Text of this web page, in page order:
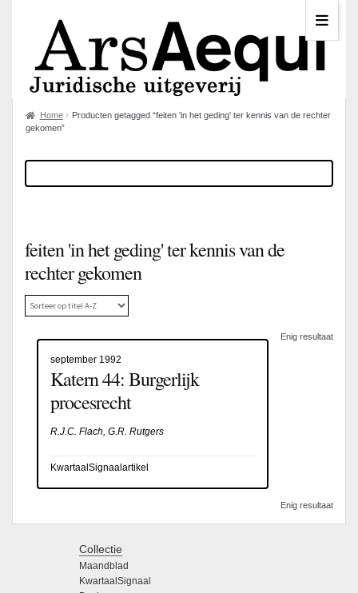
Home
Producten getagged “feiten 'in het geding' ter kennis van de rechter
gekomen”
feiten 'in het geding' ter kennis van de
rechter gekomen
Enig resultaat
september 1992
Katern 44: Burgerlijk
procesrecht
R.J.C. Flach, G.R. Rutgers
KwartaalSignaalartikel
Enig resultaat
Collectie
Maandblad
KwartaalSignaal